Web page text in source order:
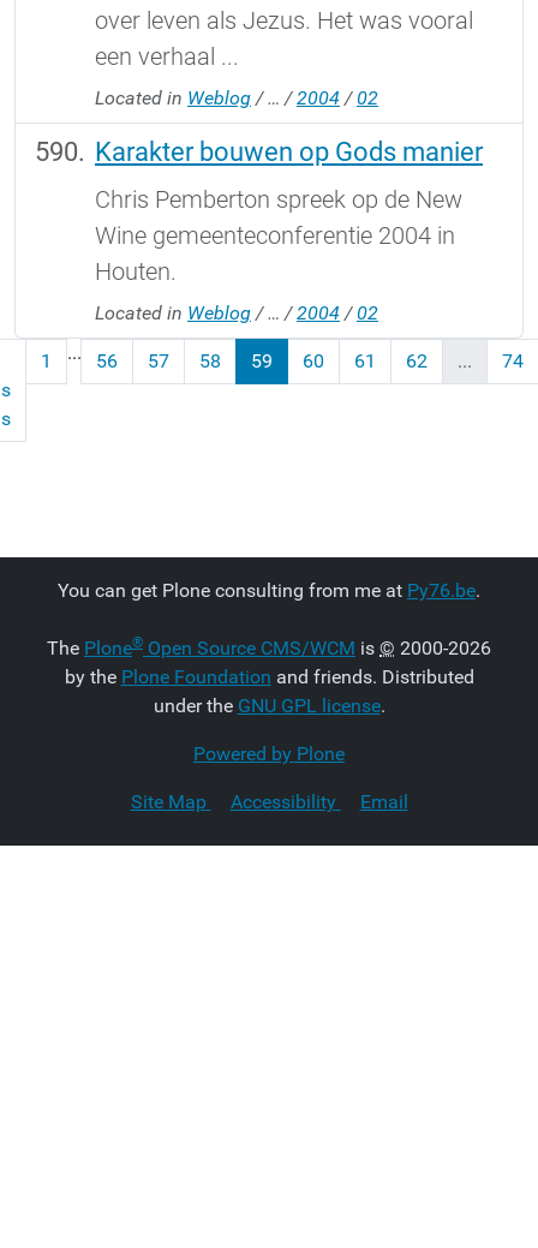
over leven als Jezus. Het was vooral
een verhaal ...
Located in Weblog /… /2004 /02
Karakter bouwen op Gods manier
Chris Pemberton spreek op de New
Wine gemeenteconferentie 2004 in
Houten.
Located in Weblog /… /2004 /02
1 ... 56 57 58 59 60 61 62 ... 74
You can get Plone consulting from me at Py76.be.
The Plone® Open Source CMS/WCM is © 2000-2026
by the Plone Foundation and friends. Distributed
under the GNU GPL license.
Powered by Plone
Site Map Accessibility Email